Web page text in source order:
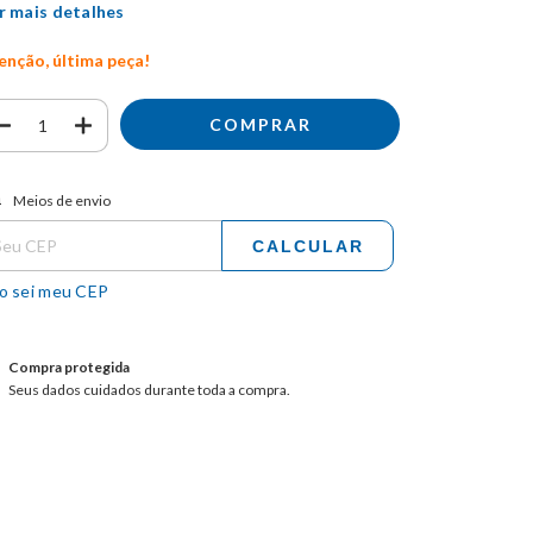
mais detalhes
última peça!
para o CEP:
Meios de envio
CALCULAR
sei meu CEP
Compra protegida
Seus dados cuidados durante toda a compra.